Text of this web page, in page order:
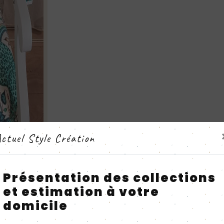
Style Création
Présentation des collections
et estimation à votre
domicile